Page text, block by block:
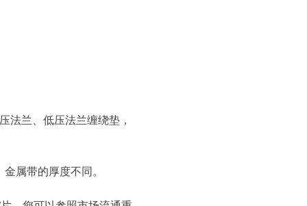
法兰、低压法兰缠绕垫，
属带的厚度不同。